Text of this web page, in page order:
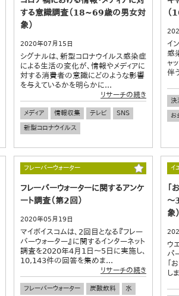
する意識調査（18~69歳の男女対
象）
2020年07月15日
シグナルは、新型コロナウイルス感染症
による生活の変化が、情報やメディアに
対する消費者の意識にどのような影響
を与えているかを明らかに...
リサーチの続き
メディア 情報収集 テレビ
SNS
新型コロナウイルス
（
イ
感
ャ
伴
決
お
フレーバーウォーター
フレーバーウォーターに関するアンケ
ート調査（第2回）
2020年05月19日
マイボイスコムは、2回目となる『フレー
バーウォーター』に関するインターネット
調査を2020年4月1日～5日に実施し、
10,143件の回答を集めま...
リサーチの続き
フレーバーウォーター 炭酸飲料
水
イ
～
象）
ウ
パ
「
し